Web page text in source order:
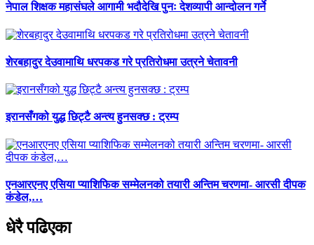
नेपाल शिक्षक महासंघले आगामी भदौदेखि पुनः देशव्यापी आन्दोलन गर्ने
शेरबहादुर देउवामाथि धरपकड गरे प्रतिरोधमा उत्रने चेतावनी
इरानसँगको युद्ध छिट्टै अन्त्य हुनसक्छ : ट्रम्प
एनआरएनए एसिया प्याशिफिक सम्मेलनको तयारी अन्तिम चरणमा- आरसी दीपक
कंडेल,…
धेरै पढिएका